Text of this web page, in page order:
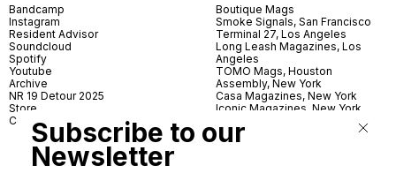
Bandcamp
Instagram
Resident Advisor
Soundcloud
Spotify
Youtube
Archive
NR 19 Detour 2025
Store
Contact
Boutique Mags
Smoke Signals, San Francisco
Terminal 27, Los Angeles
Long Leash Magazines, Los
Angeles
TOMO Mags, Houston
Assembly, New York
Casa Magazines, New York
Iconic Magazines, New York
Village Books, Leeds
Village Books, Manchester
Subscribe to our
Newsletter